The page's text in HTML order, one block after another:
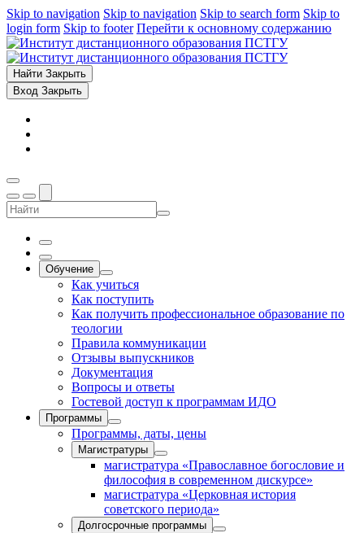
Skip to navigation Skip to navigation Skip to search form Skip to
login form Skip to footer Перейти к основному содержанию
Найти Закрыть
Вход Закрыть
Обучение
Как учиться
Как поступить
Как получить профессиональное образование по
теологии
Правила коммуникации
Отзывы выпускников
Документация
Вопросы и ответы
Гостевой доступ к программам ИДО
Программы
Программы, даты, цены
Магистратуры
магистратура «Православное богословие и
философия в современном дискурсе»
магистратура «Церковная история
советского периода»
Долгосрочные программы